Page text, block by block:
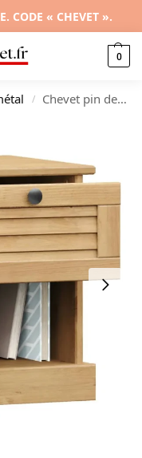
CODE « CHEVET ».
0
/ Chevet pin design rustique compact, 42x35x42cm